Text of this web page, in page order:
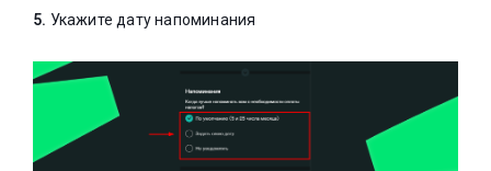
5. Укажите дату напоминания